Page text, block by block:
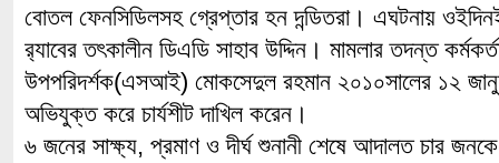
বোতল ফেনসিডিলসহ গ্রেপ্তার হন দন্ডিতরা। এঘটনায়
র‌্যাবের তৎকালীন ডিএডি সাহাব উদ্দিন। মামলার তদন্ত
উপপরিদর্শক(এসআই) মোকসেদুল রহমান ২০১০সালের ১২
অভিযুক্ত করে চার্যশীট দাখিল করেন।
৬ জনের সাক্ষ্য, প্রমাণ ও দীর্ঘ শুনানী শেষে আদালত চার